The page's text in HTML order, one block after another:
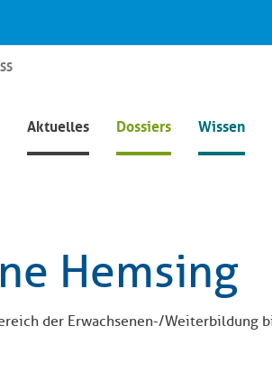
Aktuelles Dossiers Wissen
Hemsing
der Erwachsenen-/Weiterbildung